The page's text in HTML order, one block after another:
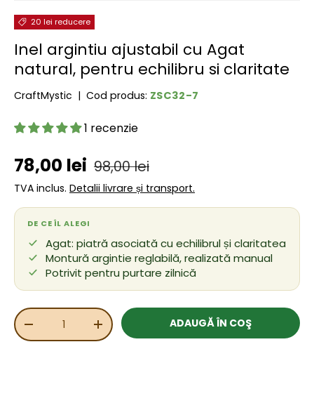
20 lei reducere
Inel argintiu ajustabil cu Agat
natural, pentru echilibru si claritate
CraftMystic | Cod produs: ZSC32-7
1 recenzie
Preț de vânzare
78,00 lei Preț obișnuit
98,00 lei
TVA inclus. Detalii livrare și transport.
DE CE ÎL ALEGI
Agat: piatră asociată cu echilibrul și claritatea
Montură argintie reglabilă, realizată manual
Potrivit pentru purtare zilnică
Cant.
REDUCEȚI CANTITATEAMĂRIȚI CANTITATEAADAUGĂ ÎN COŞ